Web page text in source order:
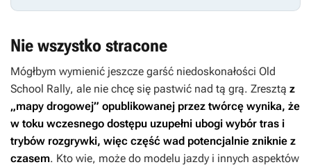
Nie wszystko stracone
Mógłbym wymienić jeszcze garść niedoskonałości Old
School Rally, ale nie chcę się pastwić nad tą grą. Zresztą z
„mapy drogowej” opublikowanej przez twórcę wynika, że
w toku wczesnego dostępu uzupełni ubogi wybór tras i
trybów rozgrywki, więc część wad potencjalnie zniknie z
czasem. Kto wie, może do modelu jazdy i innych aspektów